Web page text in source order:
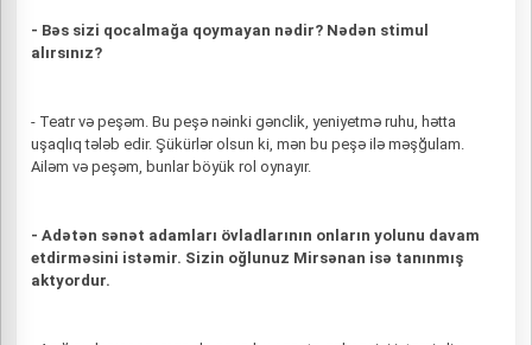
- Bəs sizi qocalmağa qoymayan nədir? Nədən stimul
alırsınız?
- Teatr və peşəm. Bu peşə nəinki gənclik, yeniyetmə ruhu, hətta
uşaqlıq tələb edir. Şükürlər olsun ki, mən bu peşə ilə məşğulam.
Ailəm və peşəm, bunlar böyük rol oynayır.
- Adətən sənət adamları övladlarının onların yolunu davam
etdirməsini istəmir. Sizin oğlunuz Mirsənan isə tanınmış
aktyordur.